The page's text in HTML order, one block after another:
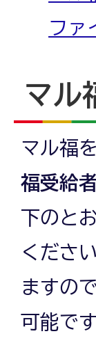
ファ
マル
マル福
福受給
下のと
くださ
ますの
可能です